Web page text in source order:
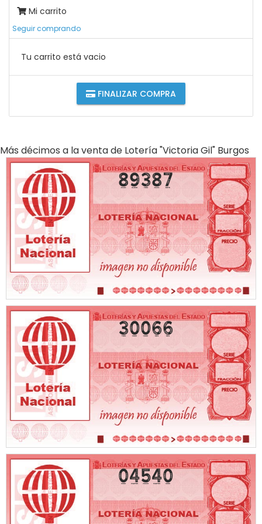
Mi carrito
Seguir comprando
Tu carrito está vacio
FINALIZAR COMPRA
Más décimos a la venta de Lotería "victoria Gil" Burgos
89387
30066
04540